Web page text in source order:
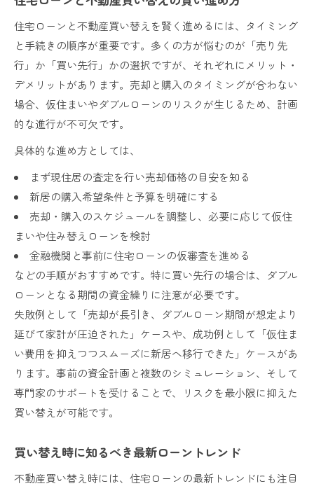
住宅ローンと不動産買い替えを賢く進めるには、タイミング
と手続きの順序が重要です。多くの方が悩むのが「売り先
行」か「買い先行」かの選択ですが、それぞれにメリット・
デメリットがあります。売却と購入のタイミングが合わない
場合、仮住まいやダブルローンのリスクが生じるため、計画
的な進行が不可欠です。
具体的な進め方としては、
まず現住居の査定を行い売却価格の目安を知る
新居の購入希望条件と予算を明確にする
売却・購入のスケジュールを調整し、必要に応じて仮住
まいや住み替えローンを検討
金融機関と事前に住宅ローンの仮審査を進める
などの手順がおすすめです。特に買い先行の場合は、ダブル
ローンとなる期間の資金繰りに注意が必要です。
失敗例として「売却が長引き、ダブルローン期間が想定より
延びて家計が圧迫された」ケースや、成功例として「仮住ま
い費用を抑えつつスムーズに新居へ移行できた」ケースがあ
ります。事前の資金計画と複数のシミュレーション、そして
専門家のサポートを受けることで、リスクを最小限に抑えた
買い替えが可能です。
買い替え時に知るべき最新ローントレンド
不動産買い替え時には、住宅ローンの最新トレンドにも注目